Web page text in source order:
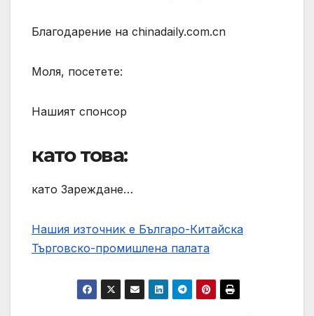
Благодарение на chinadaily.com.cn
Моля, посетете:
Нашият спонсор
като това:
като Зареждане…
Нашия източник е Българо-Китайска
Търговско-промишлена палaта